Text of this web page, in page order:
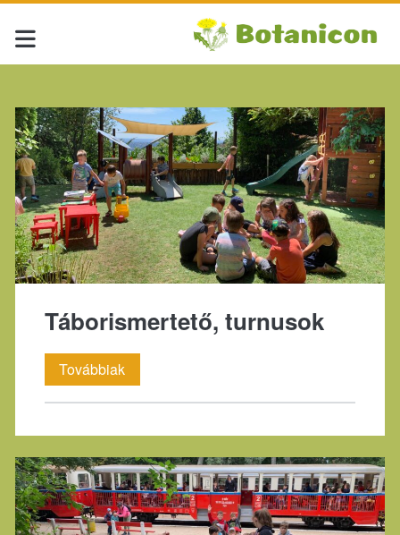
Címke:
<span>gyermek</
Táborismertető, turnusok
TovábbiakTáborismertető,
turnusok